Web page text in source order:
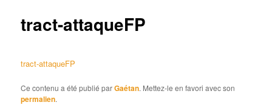
tract-attaqueFP
tract-attaqueFP
Ce contenu a été publié parGaétan. Mettez-le en favori avec son
permalien.